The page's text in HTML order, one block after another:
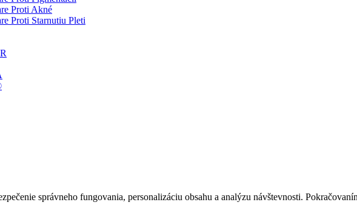
Proti Akné
Proti Starnutiu Pleti
správneho fungovania, personalizáciu obsahu a analýzu návštevnosti.